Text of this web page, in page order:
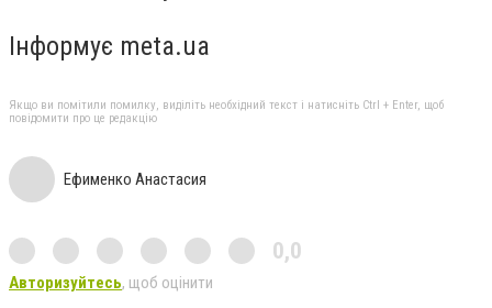
Інформує meta.ua
Якщо ви помітили помилку, виділіть необхідний текст і натисніть Ctrl + Enter, щоб
повідомити про це редакцію
Ефименко Анастасия
0,0
Авторизуйтесь, щоб оцінити